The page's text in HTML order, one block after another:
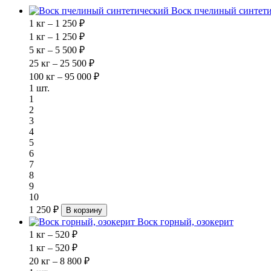
Воск пчелиный
1 кг – 1 250 ₽
1 кг – 1 250 ₽
5 кг – 5 500 ₽
25 кг – 25 500 ₽
100 кг – 95 000 ₽
1 шт.
1
2
3
4
5
6
7
8
9
10
1 250 ₽
В корзину
Воск горный, озокерит
1 кг – 520 ₽
1 кг – 520 ₽
20 кг – 8 800 ₽